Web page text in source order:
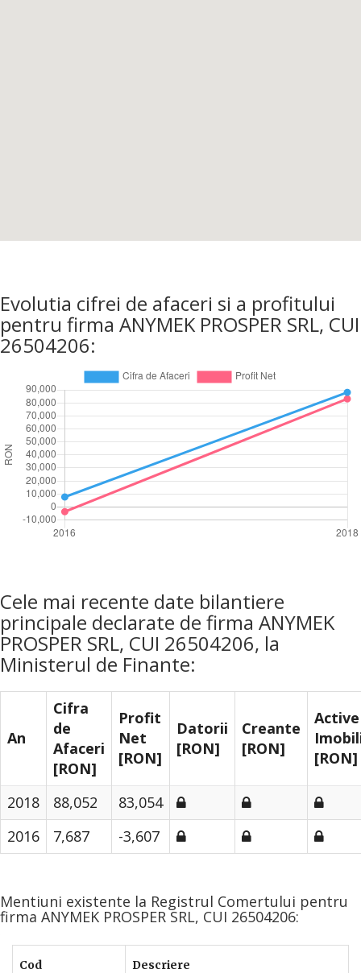
Evolutia cifrei de afaceri si a profitului
pentru firma ANYMEK PROSPER SRL, CUI
26504206:
Cele mai recente date bilantiere
principale declarate de firma ANYMEK
PROSPER SRL, CUI 26504206, la
Ministerul de Finante:
An
Cifra
de
Afaceri
[RON]
Profit
Net
[RON]
Datorii
[RON]
Creante
[RON]
Active
[RON]
2018 88,052
83,054
2016
7,687 -3,607
Mentiuni existente la Registrul Comertului pentru
firma ANYMEK PROSPER SRL, CUI 26504206:
Cod Descriere